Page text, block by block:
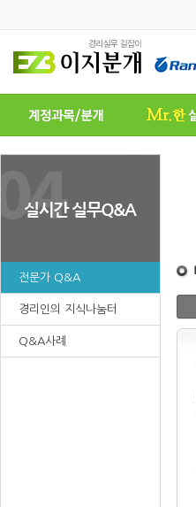
전문가 Q&A
경리인의 지식나눔터
Q&A사례